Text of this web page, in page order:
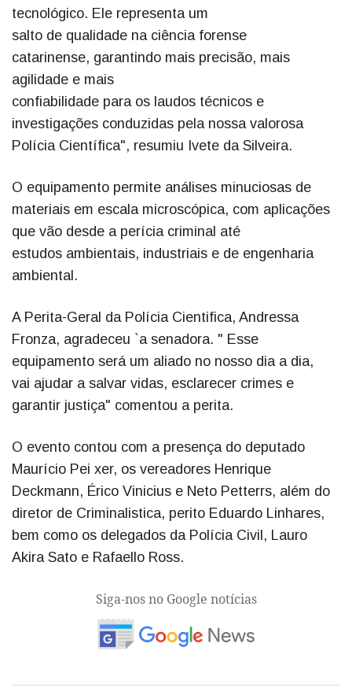
tecnológico. Ele representa um
salto de qualidade na ciência forense
catarinense, garantindo mais precisão, mais
agilidade e mais
confiabilidade para os laudos técnicos e
investigações conduzidas pela nossa valorosa
Polícia Científica", resumiu Ivete da Silveira.
O equipamento permite análises minuciosas de
materiais em escala microscópica, com aplicações
que vão desde a perícia criminal até
estudos ambientais, industriais e de engenharia
ambiental.
A Perita-Geral da Polícia Cientifica, Andressa
Fronza, agradeceu `a senadora. " Esse
equipamento será um aliado no nosso dia a dia,
vai ajudar a salvar vidas, esclarecer crimes e
garantir justiça" comentou a perita.
O evento contou com a presença do deputado
Maurício Pei xer, os vereadores Henrique
Deckmann, Érico Vinicius e Neto Petterrs, além do
diretor de Criminalistica, perito Eduardo Linhares,
bem como os delegados da Polícia Civil, Lauro
Akira Sato e Rafaello Ross.
Siga-nos no Google notícias